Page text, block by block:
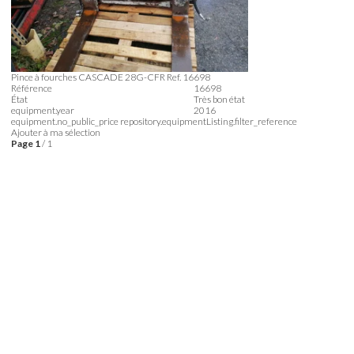
Pince à fourches CASCADE28G-CFR Ref. 16698
Référence
16698
État
Très bon état
equipment.year
2016
equipment.no_public_price repository.equipmentListing.filter_reference
Ajouter à ma sélection
Page 1/ 1